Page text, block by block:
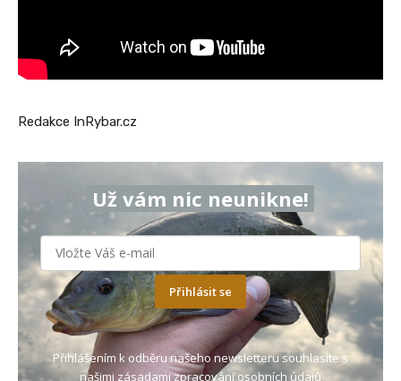
Redakce InRybar.cz
Už vám nic neunikne!
Přihlásit se
Přihlášením k odběru našeho newsletteru souhlasíte s
našimi zásadami zpracování osobních údajů